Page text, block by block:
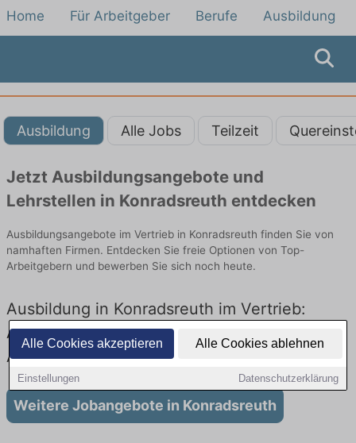
Alle Cookies akzeptieren Alle Cookies ablehnen
Einstellungen Datenschutzerklärung
Home Für Arbeitgeber Berufe Ausbildung
Ausbildung Alle Jobs Teilzeit
Jetzt Ausbildungsangebote und
Lehrstellen in Konradsreuth entdecken
Ausbildungsangebote im Vertrieb in Konradsreuth finden Sie von
namhaften Firmen. Entdecken Sie freie Optionen von Top-
Arbeitgebern und bewerben Sie sich noch heute.
Ausbildung in Konradsreuth im Vertrieb:
Aktuell gibt es keine Stellenangebote für
Ausbildung in Konradsreuth
Weitere Jobangebote in Konradsreuth